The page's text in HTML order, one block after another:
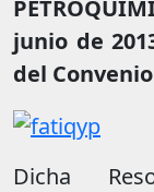
junio de
del
Dicha